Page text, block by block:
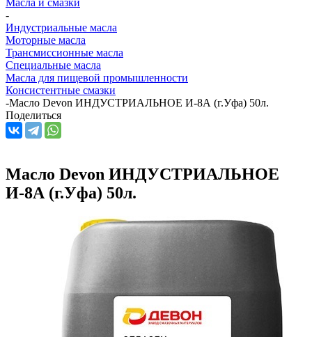
-
Индустриальные масла
Моторные масла
Трансмиссионные масла
Специальные масла
Масла для пищевой промышленности
Консистентные смазки
-Масло Devon ИНДУСТРИАЛЬНОЕ И-8А (г.Уфа) 50л.
Поделиться
Масло Devon ИНДУСТРИАЛЬНОЕ
И-8А (г.Уфа) 50л.